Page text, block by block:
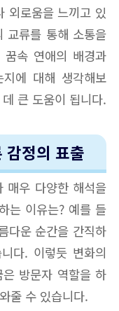
외로움을 느끼고 있
교류를 통해 소통을
속 연애의 배경과
지에 대해 생각해보
큰 도움이 됩니다.
감정의 표출
매우 다양한 해석을
는 이유는? 예를 들
다운 순간을 간직하
다. 이렇듯 변화의
방문자 역할을 하
줄 수 있습니다.